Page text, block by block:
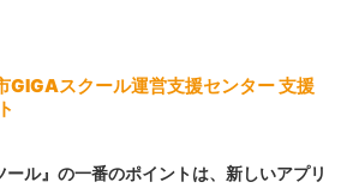
GIGAスクール運営支援センター 支援
ル』の一番のポイントは、新しいアプリ